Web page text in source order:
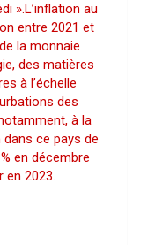
».L’inflation au
entre 2021 et
la monnaie
des matières
à l’échelle
des
à la
dans ce pays de
en décembre
en 2023.